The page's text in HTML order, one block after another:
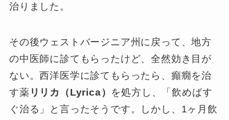
治りました。
その後ウェストバージニア州に戻って、地方
の中医師に診てもらったけど、全然効き目が
ない。西洋医学に診てもらったら、癲癇を治
す薬 リリカ（Lyrica） を処方し、「飲めばす
ぐ治る」と言ったそうです。しかし、1ヶ月飲